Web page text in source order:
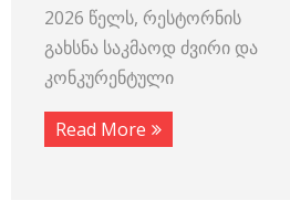
2026 წელს, რესტორნის
გახსნა საკმაოდ ძვირი და
კონკურენტული
Read More